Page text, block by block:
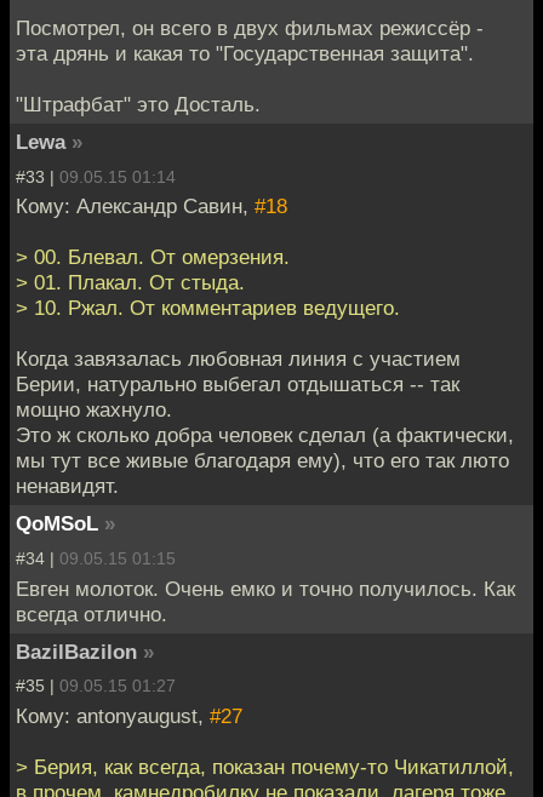
Посмотрел, он всего в двух фильмах режиссёр -
эта дрянь и какая то "Государственная защита".
"Штрафбат" это Досталь.
Lewa »
#33 | 09.05.15 01:14
Кому: Александр Савин, #18
> 00. Блевал. От омерзения.
> 01. Плакал. От стыда.
> 10. Ржал. От комментариев ведущего.
Когда завязалась любовная линия с участием
Берии, натурально выбегал отдышаться -- так
мощно жахнуло.
Это ж сколько добра человек сделал (а фактически,
мы тут все живые благодаря ему), что его так люто
ненавидят.
QoMSoL »
#34 | 09.05.15 01:15
Евген молоток. Очень емко и точно получилось. Как
всегда отлично.
BazilBazilon »
#35 | 09.05.15 01:27
Кому: antonyaugust, #27
> Берия, как всегда, показан почему-то Чикатиллой,
в прочем, камнедробилку не показали, лагеря тоже